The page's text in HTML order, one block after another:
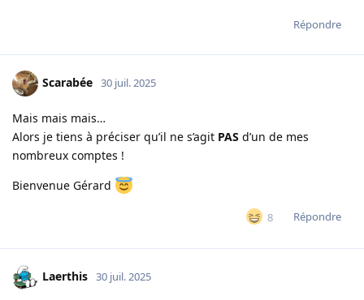
Répondre
Scarabée 30 juil. 2025
Mais mais mais…
Alors je tiens à préciser qu’il ne s’agit PAS d’un de mes
nombreux comptes !
Bienvenue Gérard
8 Répondre
Laerthis 30 juil. 2025